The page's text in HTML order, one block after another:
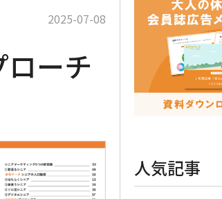
2025-07-08
ーチ
人気記事